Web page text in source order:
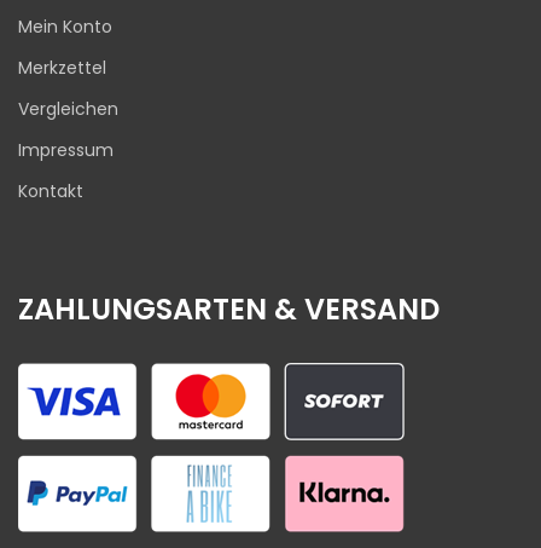
Mein Konto
Merkzettel
Vergleichen
Impressum
Kontakt
ZAHLUNGSARTEN & VERSAND